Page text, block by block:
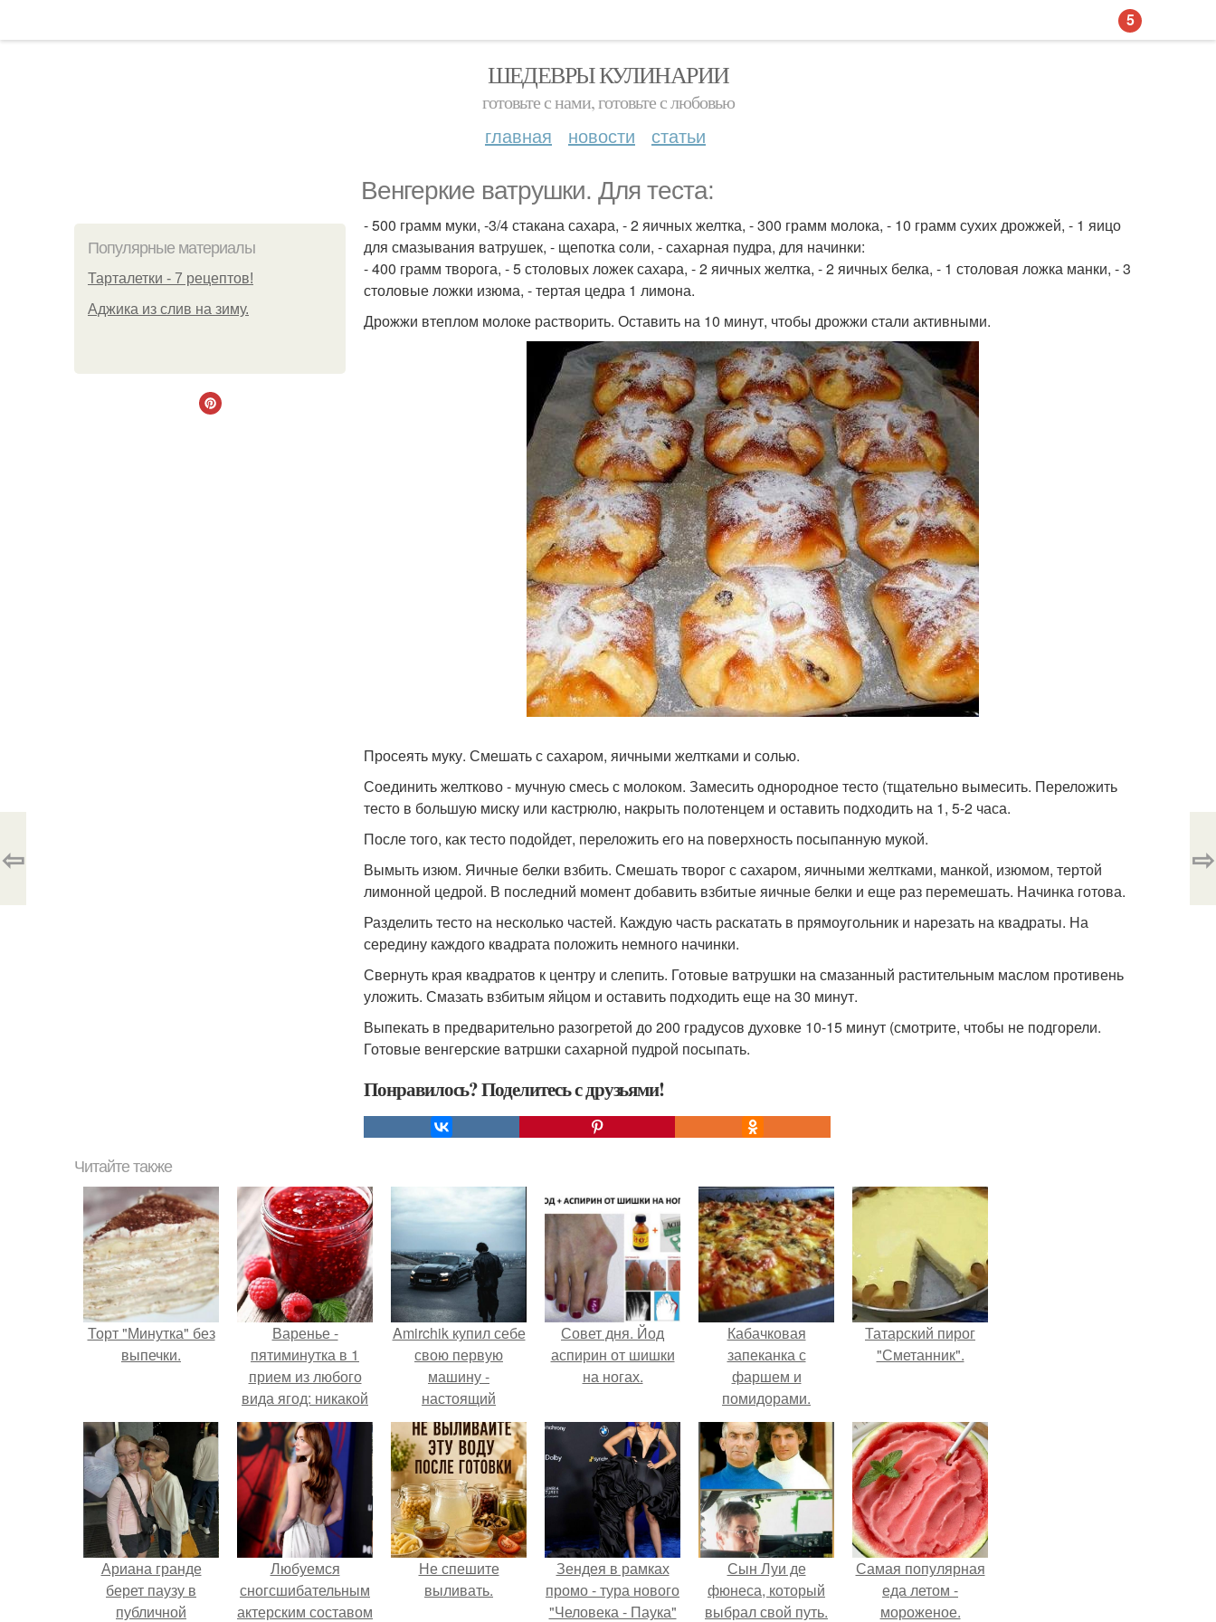
ШЕДЕВРЫ КУЛИНАРИИ
готовьте с нами, готовьте с любовью
главная новости статьи
Венгеркие ватрушки. Для теста:
Популярные материалы
Тарталетки - 7 рецептов!
Аджика из слив на зиму.
- 500 грамм муки, -3/4 стакана сахара, - 2 яичных желтка, - 300 грамм молока, - 10 грамм сухих дрожжей, - 1 яицо
для смазывания ватрушек, - щепотка соли, - сахарная пудра, для начинки:
- 400 грамм творога, - 5 столовых ложек сахара, - 2 яичных желтка, - 2 яичных белка, - 1 столовая ложка манки, - 3
столовые ложки изюма, - тертая цедра 1 лимона.
Дрожжи втеплом молоке растворить. Оставить на 10 минут, чтобы дрожжи стали активными.
Просеять муку. Смешать с сахаром, яичными желтками и солью.
Соединить желтково - мучную смесь с молоком. Замесить однородное тесто (тщательно вымесить. Переложить
тесто в большую миску или кастрюлю, накрыть полотенцем и оставить подходить на 1, 5-2 часа.
После того, как тесто подойдет, переложить его на поверхность посыпанную мукой.
Вымыть изюм. Яичные белки взбить. Смешать творог с сахаром, яичными желтками, манкой, изюмом, тертой
лимонной цедрой. В последний момент добавить взбитые яичные белки и еще раз перемешать. Начинка готова.
Разделить тесто на несколько частей. Каждую часть раскатать в прямоугольник и нарезать на квадраты. На
середину каждого квадрата положить немного начинки.
Свернуть края квадратов к центру и слепить. Готовые ватрушки на смазанный растительным маслом противень
уложить. Смазать взбитым яйцом и оставить подходить еще на 30 минут.
Выпекать в предварительно разогретой до 200 градусов духовке 10-15 минут (смотрите, чтобы не подгорели.
Готовые венгерские ватршки сахарной пудрой посыпать.
Понравилось? Поделитесь с друзьями!
⇦ ⇨
Читайте также
Торт "Минутка" без
выпечки.
Варенье -
пятиминутка в 1
прием из любого
вида ягод: никакой
длительной варки,
все витамины на
месте!
Amirchik купил себе
свою первую
машину -
настоящий
автомобиль мечты
для многих
автолюбителей.
Совет дня. Йод
аспирин от шишки
на ногах.
Кабачковая
запеканка с
фаршем и
помидорами.
Татарский пирог
"Сметанник".
Ариана гранде
берет паузу в
публичной
Любуемся
сногсшибательным
актерским составом
Не спешите
выливать.
Зендея в рамках
промо - тура нового
"Человека - Паука"
Сын Луи де
фюнеса, который
выбрал свой путь.
Самая популярная
еда летом -
мороженое.
5